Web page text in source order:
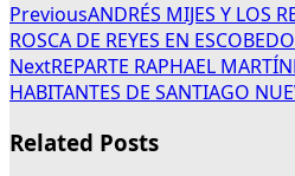
PreviousANDRÉS MIJES Y LOS
ROSCA DE REYES EN ESCOBEDO
NextREPARTE RAPHAEL
HABITANTES DE SANTIAGO
Related Posts